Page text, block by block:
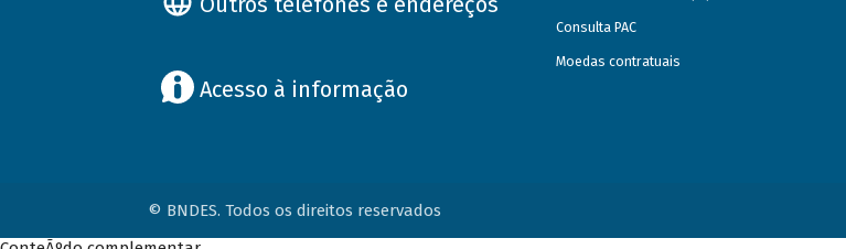
Acesso à informação
Consulta PAC
Moedas contratuais
© BNDES. Todos os direitos reservados